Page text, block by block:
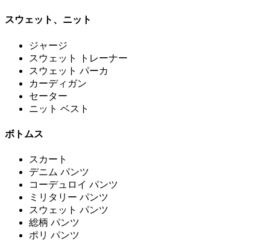
スウェット、ニット
ジャージ
スウェット トレーナー
スウェット パーカ
カーディガン
セーター
ニット ベスト
ボトムス
スカート
デニム パンツ
コーデュロイ パンツ
ミリタリー パンツ
スウェット パンツ
総柄 パンツ
ポリ パンツ